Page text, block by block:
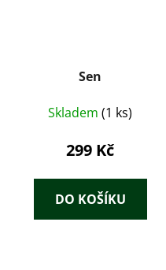
Sen
Skladem (1 ks)
299 Kč
DO KOŠÍKU